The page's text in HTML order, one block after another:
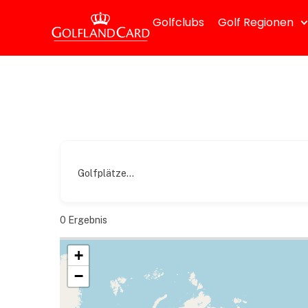
Golfclubs Golf Regionen
Golfplätze...
0 Ergebnis
+
−